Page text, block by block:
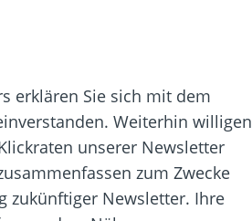
erklären Sie sich mit dem
Weiterhin willigen
unserer Newsletter
zum Zwecke
zukünftiger Newsletter. Ihre